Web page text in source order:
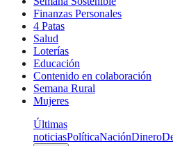
Finanzas Personales
4 Patas
Salud
Loterías
Educación
Contenido en colaboración
Semana Rural
Mujeres
Últimas
noticiasPolíticaNaciónDinero